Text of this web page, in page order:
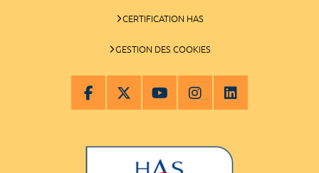
CERTIFICATION HAS
GESTION DES COOKIES